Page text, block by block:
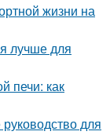
жизни на
лучше для
печи: как
для